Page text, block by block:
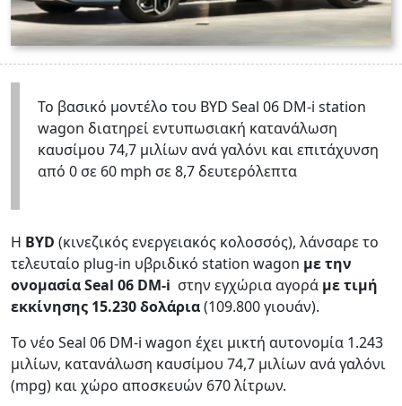
Το βασικό μοντέλο του BYD Seal 06 DM-i station
wagon διατηρεί εντυπωσιακή κατανάλωση
καυσίμου 74,7 μιλίων ανά γαλόνι και επιτάχυνση
από 0 σε 60 mph σε 8,7 δευτερόλεπτα
Η BYD (κινεζικός ενεργειακός κολοσσός), λάνσαρε το
τελευταίο plug-in υβριδικό station wagon με την
ονομασία Seal 06 DM-i στην εγχώρια αγορά με τιμή
εκκίνησης 15.230 δολάρια(109.800 γιουάν).
Το νέο Seal 06 DM-i wagon έχει μικτή αυτονομία 1.243
μιλίων, κατανάλωση καυσίμου 74,7 μιλίων ανά γαλόνι
(mpg) και χώρο αποσκευών 670 λίτρων.